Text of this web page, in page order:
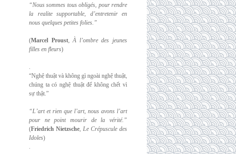
“Nous sommes tous obligés, pour rendre
la realite supportable, d’entretenir en
nous quelques petites folies.”
(Marcel Proust,À l’ombre des jeunes
filles en fleurs)
.
“Nghệ thuật và không gì ngoài nghệ thuật,
chúng ta có nghệ thuật để không chết vì
sự thật.”
“L’art et rien que l’art, nous avons l’art
pour ne point mourir de la vérité.”
(Friedrich Nietzsche, Le Crépuscule des
Idoles)
.